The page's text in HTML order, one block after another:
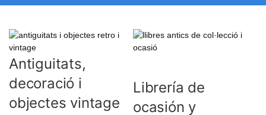
Antiguitats,
decoració i
objectes vintage
Librería de
ocasión y